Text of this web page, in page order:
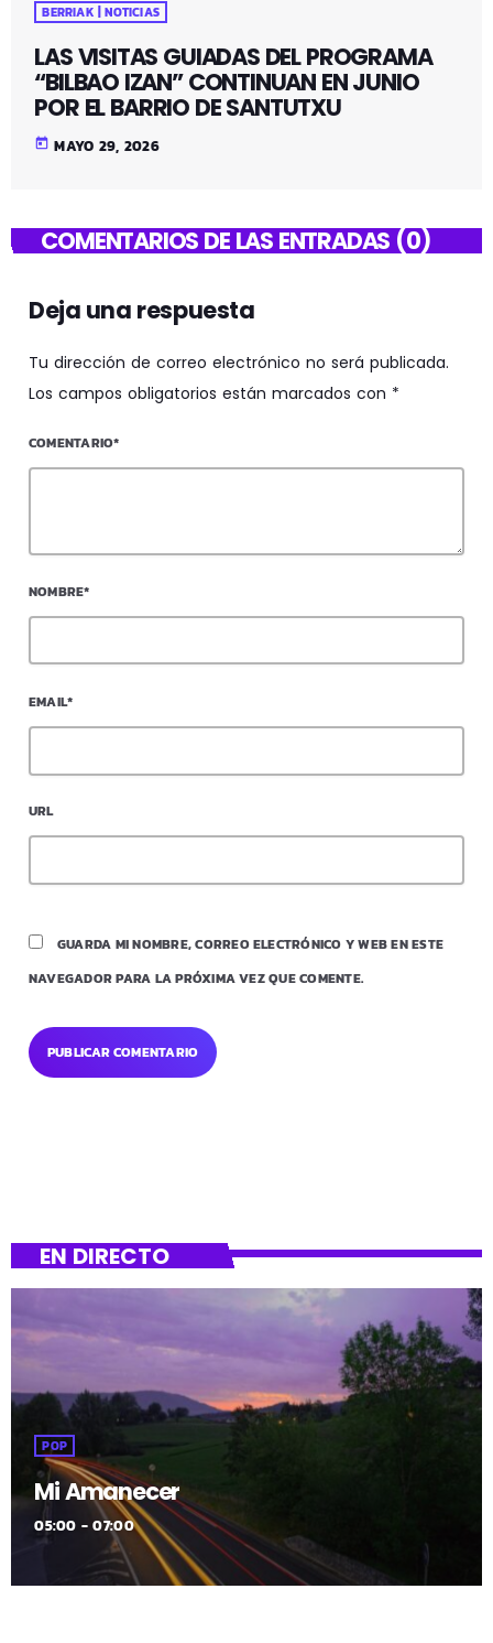
BERRIAK | NOTICIAS
LAS VISITAS GUIADAS DEL PROGRAMA
“BILBAO IZAN” CONTINUAN EN JUNIO
POR EL BARRIO DE SANTUTXU
today MAYO 29, 2026
COMENTARIOS DE LAS ENTRADAS (0)
Deja una respuesta
Tu dirección de correo electrónico no será publicada.
Los campos obligatorios están marcados con *
COMENTARIO*
NOMBRE*
EMAIL*
URL
GUARDA MI NOMBRE, CORREO ELECTRÓNICO Y WEB EN ESTE
NAVEGADOR PARA LA PRÓXIMA VEZ QUE COMENTE.
EN DIRECTO
POP
Mi Amanecer
05:00 - 07:00